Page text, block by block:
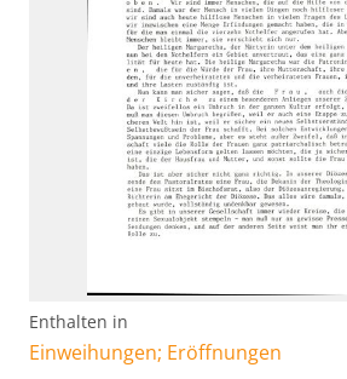
Enthalten in
Einweihungen; Eröffnungen